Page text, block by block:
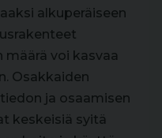
alkuperäiseen
voi kasvaa
Osakkaiden
ja osaamisen
keskeisiä syitä